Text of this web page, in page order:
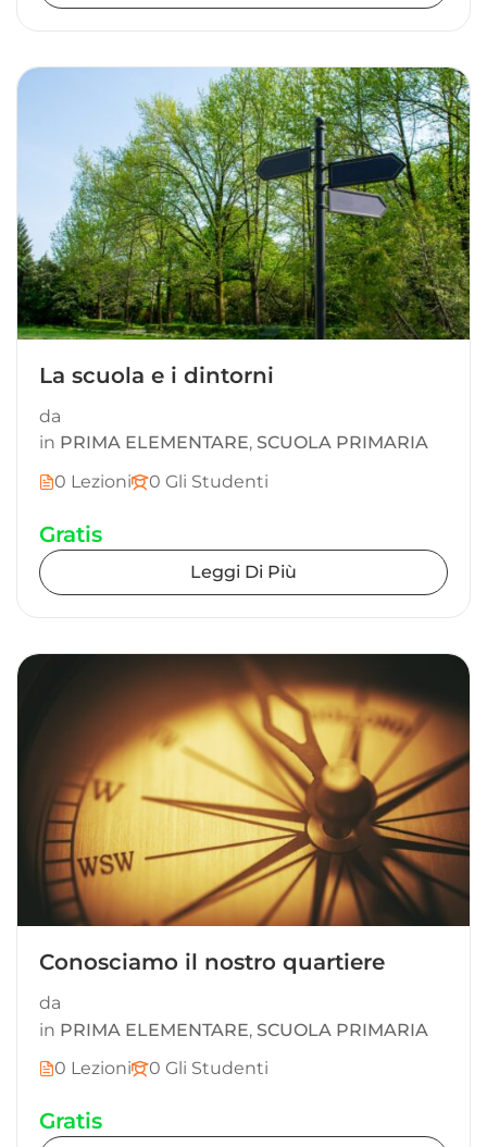
La scuola e i dintorni
da
in PRIMA ELEMENTARE, SCUOLA PRIMARIA
0 Lezioni
0 Gli Studenti
Gratis
Leggi Di Più
Conosciamo il nostro quartiere
da
in PRIMA ELEMENTARE, SCUOLA PRIMARIA
0 Lezioni
0 Gli Studenti
Gratis